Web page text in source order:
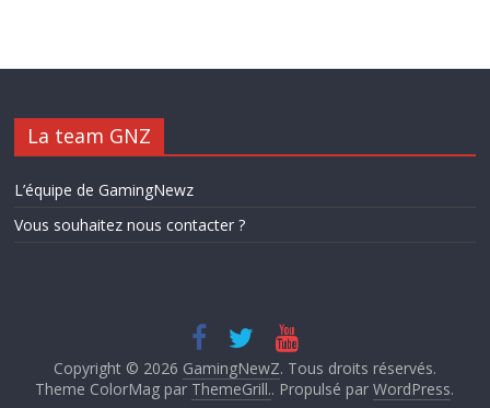
La team GNZ
L’équipe de GamingNewz
Vous souhaitez nous contacter ?
Copyright © 2026 GamingNewZ. Tous droits réservés.
Theme ColorMag par ThemeGrill.. Propulsé parWordPress.